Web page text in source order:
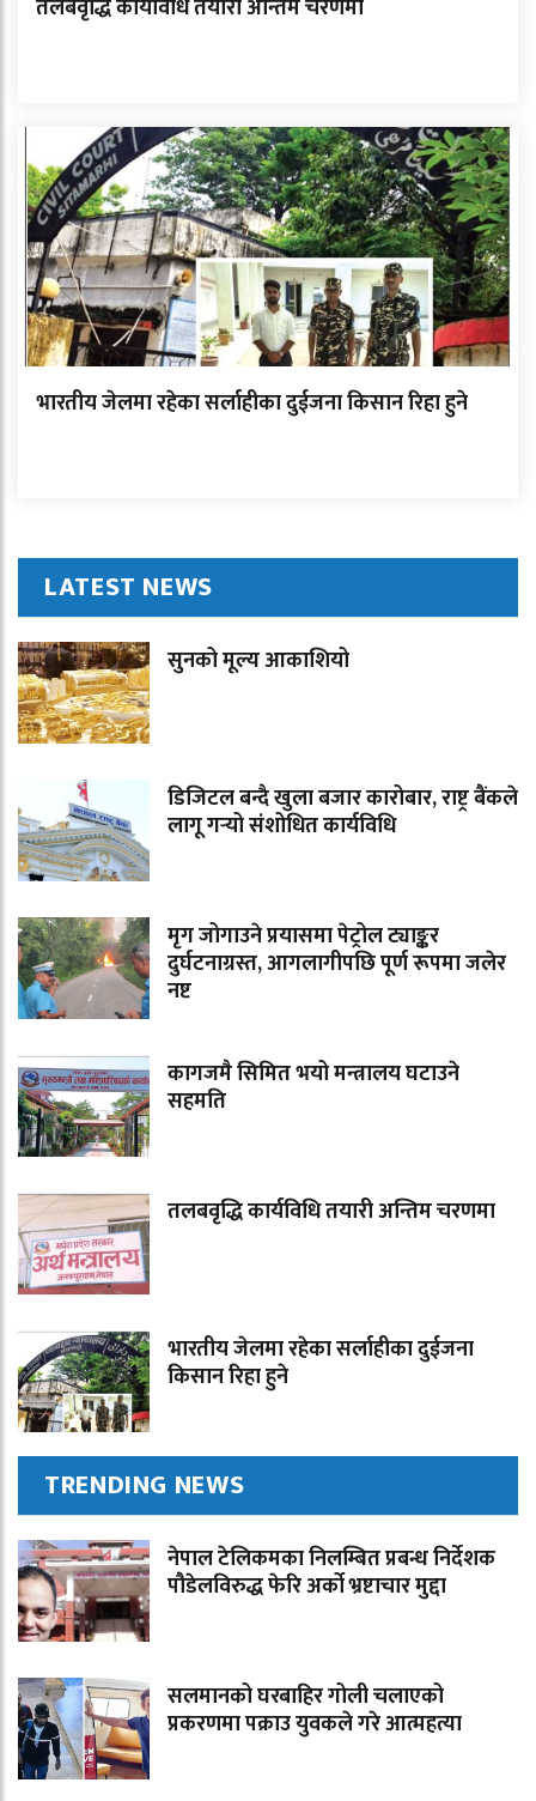
तलबवृद्धि कार्यविधि तयारी अन्तिम चरणमा
भारतीय जेलमा रहेका सर्लाहीका दुईजना किसान रिहा हुने
LATEST NEWS
सुनको मूल्य आकाशियो
डिजिटल बन्दै खुला बजार कारोबार, राष्ट्र बैंकले
लागू गर्‍यो संशोधित कार्यविधि
मृग जोगाउने प्रयासमा पेट्रोल ट्याङ्कर
दुर्घटनाग्रस्त, आगलागीपछि पूर्ण रूपमा जलेर
नष्ट
कागजमै सिमित भयो मन्त्रालय घटाउने
सहमति
तलबवृद्धि कार्यविधि तयारी अन्तिम चरणमा
भारतीय जेलमा रहेका सर्लाहीका दुईजना
किसान रिहा हुने
TRENDING NEWS
नेपाल टेलिकमका निलम्बित प्रबन्ध निर्देशक
पौडेलविरुद्ध फेरि अर्को भ्रष्टाचार मुद्दा
सलमानको घरबाहिर गोली चलाएको
प्रकरणमा पक्राउ युवकले गरे आत्महत्या